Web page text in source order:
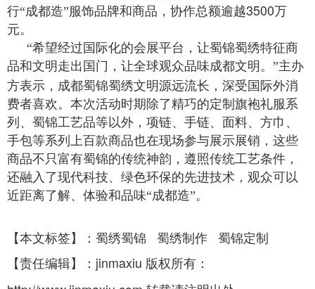
行“成都造”服饰品牌和商品，协作总额逾越3500万
元。
“希望经过国际化的会展平台，让蜀锦蜀绣特征商
品和文明走出国门，让全球观众品味成都文明。”主办
方表示，成都蜀锦蜀绣文明源远流长，深受国际外消
费者喜欢。本次活动时期除了精巧的定制旗袍礼服系
列、蜀锦工艺品等以外，项链、手链、面料、方巾、
手包等系列上百款商品也在现场参与展示展销，这些
商品不只富有蜀锦的传统神韵，遵照传统工艺条件，
还融入了现代科技、绿色环保的先进技术，观众可以
近距离了解、体验和品味“成都造”。
【本文标签】： 蜀绣蜀锦 蜀绣制作 蜀锦定制
【责任编辑】 ： jinmaxiu 版权所有：